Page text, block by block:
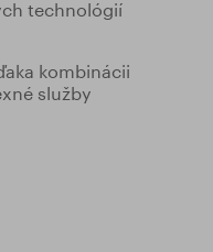
technológií
kombinácii
služby